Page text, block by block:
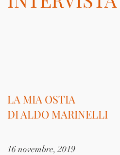
LA MIA OSTIA
DI ALDO MARINELLI
16 novembre, 2019